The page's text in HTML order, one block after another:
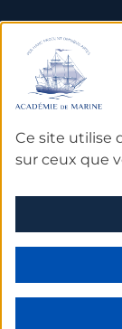
Ce site utilise
sur ceux que
Archives
données